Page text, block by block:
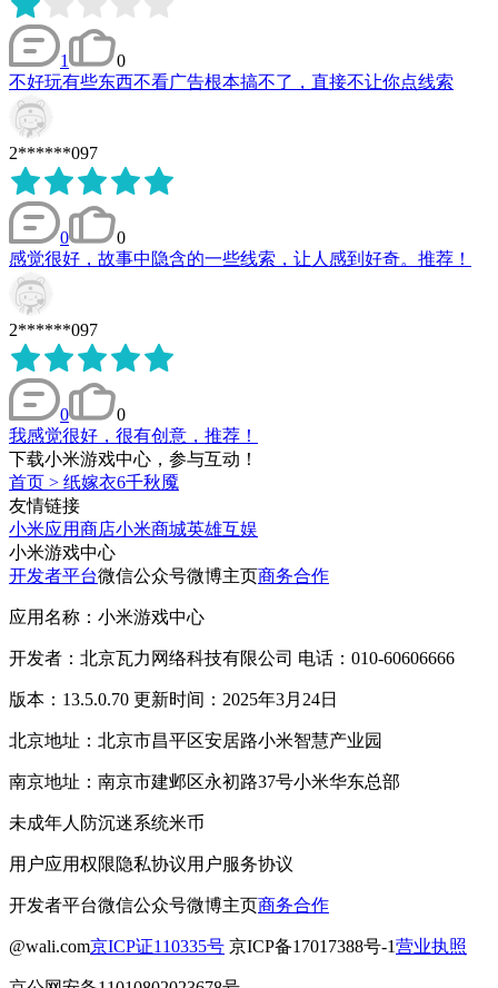
1
0
不好玩有些东西不看广告根本搞不了，直接不让你点线索
2******097
0
0
感觉很好，故事中隐含的一些线索，让人感到好奇。推荐！
2******097
0
0
我感觉很好，很有创意，推荐！
下载小米游戏中心，参与互动！
首页 > 纸嫁衣6千秋魇
友情链接
小米应用商店小米商城英雄互娱
小米游戏中心
开发者平台微信公众号微博主页商务合作
应用名称：小米游戏中心
开发者：北京瓦力网络科技有限公司 电话：010-60606666
版本：13.5.0.70 更新时间：2025年3月24日
北京地址：北京市昌平区安居路小米智慧产业园
南京地址：南京市建邺区永初路37号小米华东总部
未成年人防沉迷系统米币
用户应用权限隐私协议用户服务协议
开发者平台微信公众号微博主页商务合作
@wali.com京ICP证110335号 京ICP备17017388号-1营业执照